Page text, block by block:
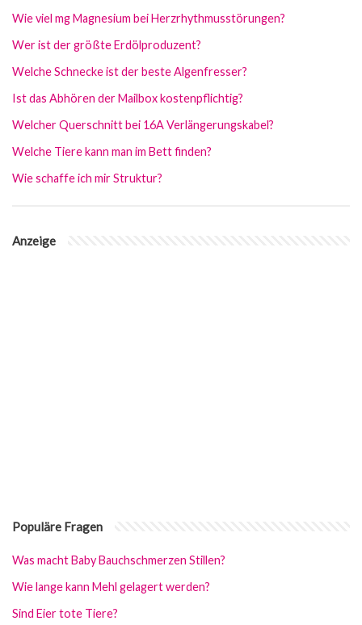
Wie viel mg Magnesium bei Herzrhythmusstörungen?
Wer ist der größte Erdölproduzent?
Welche Schnecke ist der beste Algenfresser?
Ist das Abhören der Mailbox kostenpflichtig?
Welcher Querschnitt bei 16A Verlängerungskabel?
Welche Tiere kann man im Bett finden?
Wie schaffe ich mir Struktur?
Anzeige
Populäre Fragen
Was macht Baby Bauchschmerzen Stillen?
Wie lange kann Mehl gelagert werden?
Sind Eier tote Tiere?